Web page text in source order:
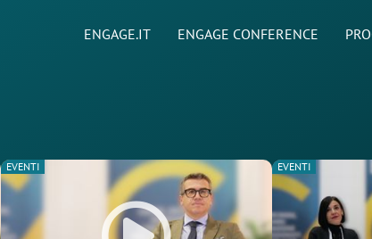
ENGAGE.IT ENGAGE CONFERENCE
EVENTI EVENTI